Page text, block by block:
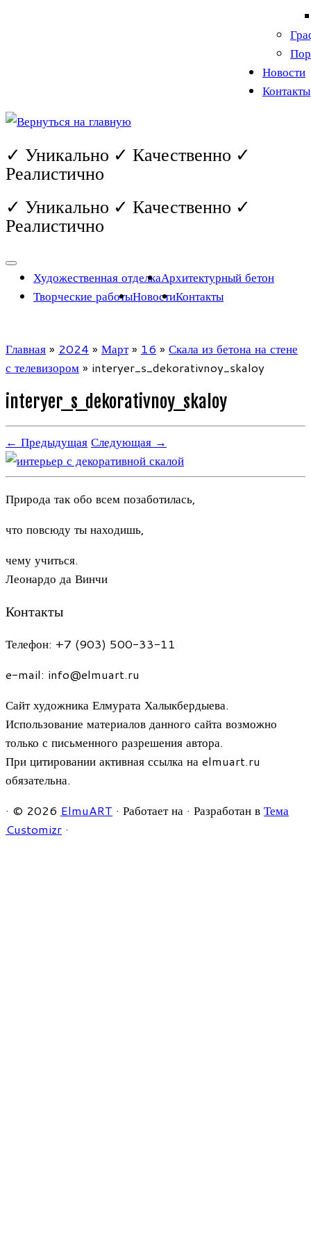
Новости
Контакты
✓ Уникально ✓ Качественно ✓
Реалистично
✓ Уникально ✓ Качественно ✓
Реалистично
Художественная отделкаАрхитектурный бетон
Творческие работыНовостиКонтакты
Главная » 2024 » Март » 16 » Скала из бетона на стене
с телевизором » interyer_s_dekorativnoy_skaloy
interyer_s_dekorativnoy_skaloy
← Предыдущая Следующая →
Природа так обо всем позаботилась,
что повсюду ты находишь,
чему учиться.
Леонардо да Винчи
Контакты
Телефон: +7 (903) 500-33-11
e-mail: info@elmuart.ru
Сайт художника Елмурата Халыкбердыева.
Использование материалов данного сайта возможно
только с письменного разрешения автора.
При цитировании активная ссылка на elmuart.ru
обязательна.
· © 2026 ElmuART · Работает на · Разработан в Тема
Customizr ·